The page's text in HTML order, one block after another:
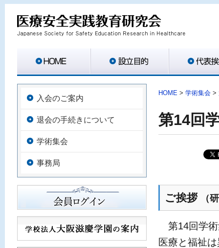
HOME > 学術集会 >
第14回
ご挨拶 （
第14回学術
医療と福祉
入会のご案内
退会の手続きについて
学術集会
事務局